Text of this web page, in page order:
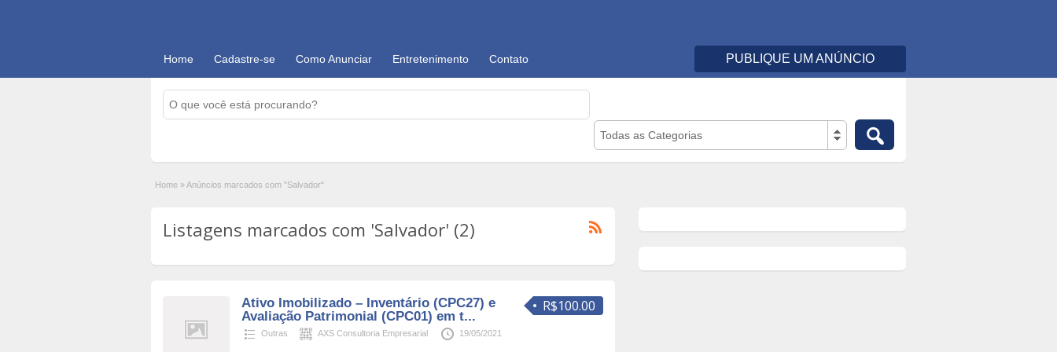
Home Cadastre-se Como Anunciar Entretenimento Contato PUBLIQUE UM ANÚNCIO
Todas as Categorias
Home »Anúncios marcados com "Salvador"
Listagens marcados com 'Salvador' (2)
R$100.00
Ativo Imobilizado – Inventário (CPC27) e
Avaliação Patrimonial (CPC01) em t...
Outras AXS Consultoria Empresarial 19/05/2021